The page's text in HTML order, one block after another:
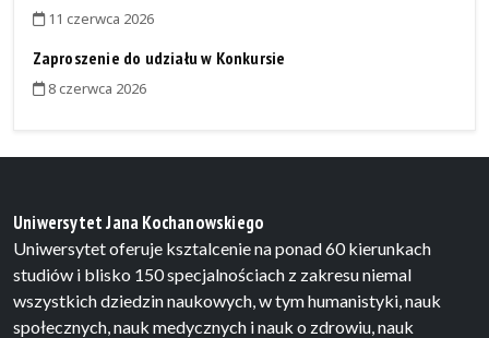
11 czerwca 2026
Zaproszenie do udziału w Konkursie
8 czerwca 2026
Uniwersytet Jana Kochanowskiego
Uniwersytet oferuje ksztalcenie na ponad 60 kierunkach
studiów i blisko 150 specjalnościach z zakresu niemal
wszystkich dziedzin naukowych, w tym humanistyki, nauk
społecznych, nauk medycznych i nauk o zdrowiu, nauk